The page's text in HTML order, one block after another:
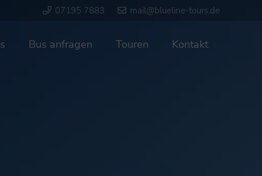
07195 7883 mail@blueline-tours.de
Bus anfragen Touren Kontakt